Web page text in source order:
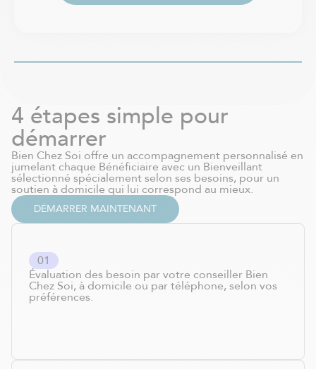
4 étapes simple pour
démarrer
Bien Chez Soi offre un accompagnement personnalisé en
jumelant chaque Bénéficiaire avec un Bienveillant
sélectionné spécialement selon ses besoins, pour un
soutien à domicile qui lui correspond au mieux.
DÉMARRER MAINTENANT
01
Évaluation des besoin par votre conseiller Bien
Chez Soi, à domicile ou par téléphone, selon vos
préférences.